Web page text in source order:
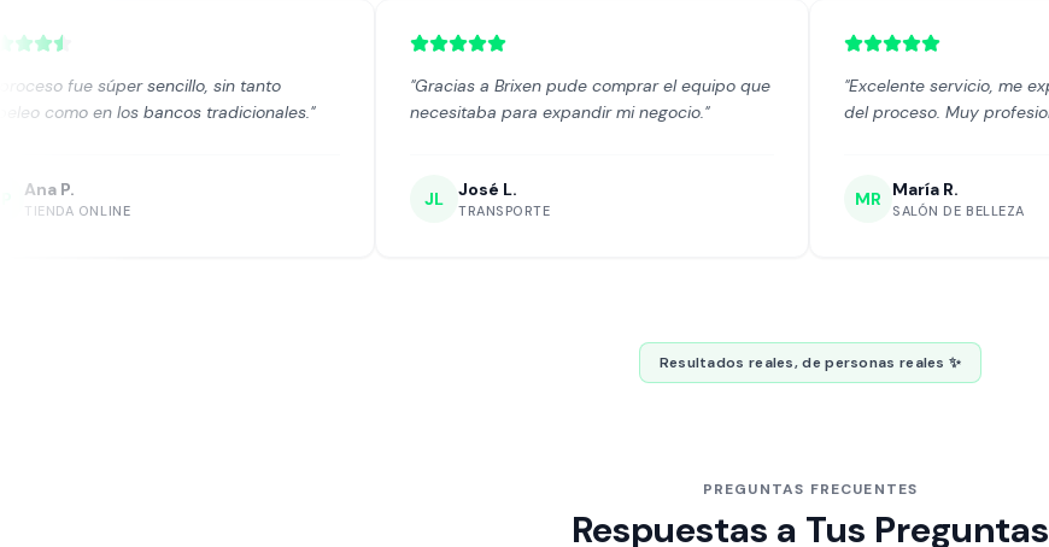
sin tanto
tradicionales."
"Gracias a Brixen pude comprar el equipo que
necesitaba para expandir mi negocio."
"Excelente servicio, me explicaron cada paso
del proceso. Muy profesionales."
Resultados reales, de personas reales ✨
PREGUNTAS FRECUENTES
Respuestas a Tus Preguntas